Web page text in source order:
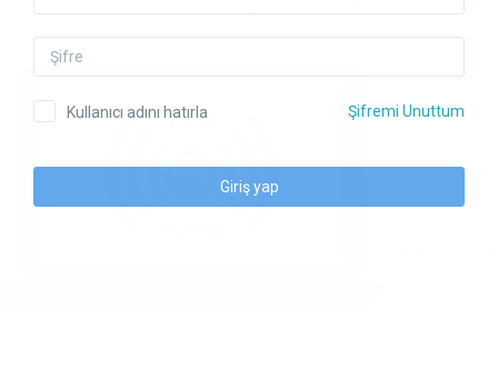
Şifre
Kullanıcı adını hatırla Şifremi Unuttum
Giriş yap